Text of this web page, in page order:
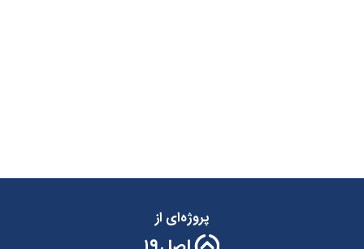
پروژه‌ای از